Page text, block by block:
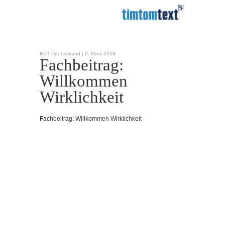
BCT Deutschland | 2. März 2018
Fachbeitrag:
Willkommen
Wirklichkeit
Fachbeitrag: Willkommen Wirklichkeit